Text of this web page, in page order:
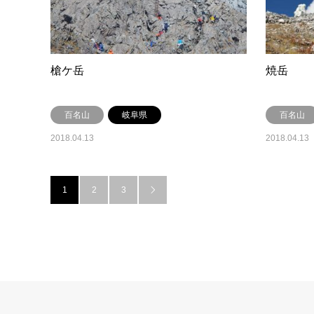
槍ケ岳
百名山 岐阜県
2018.04.13
焼岳
百名山
2018.04.13
1 2 3 